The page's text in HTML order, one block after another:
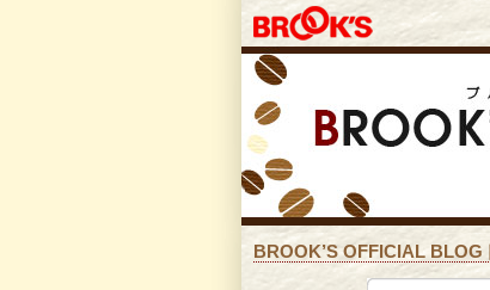
BROOK’S OFFICIAL BLOG